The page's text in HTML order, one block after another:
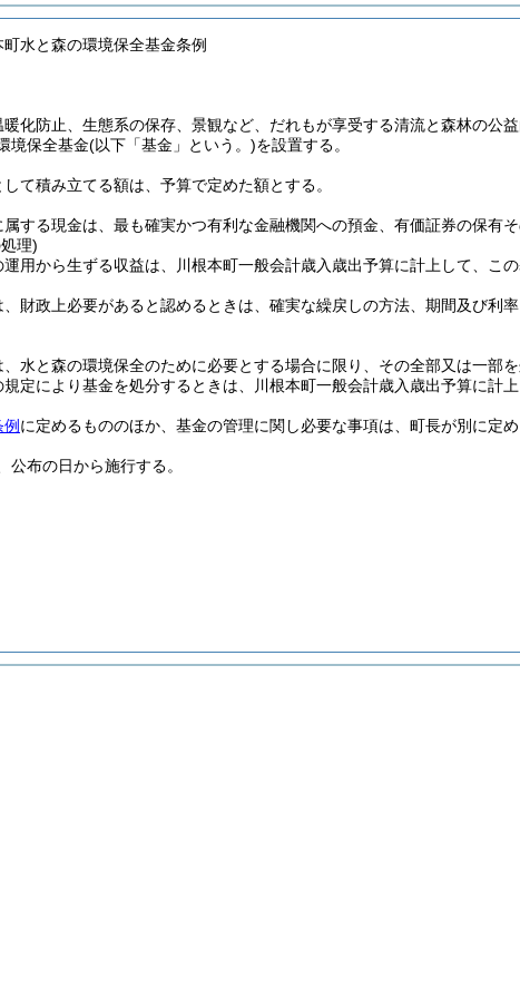
町水と森の環境保全基金条例
暖化防止、生態系の保存、景観など、だれもが享受する清流と森林の公
境保全基金(以下「基金」という。)を設置する。
て積み立てる額は、予算で定めた額とする。
属する現金は、最も確実かつ有利な金融機関への預金、有価証券の保有
理)
運用から生ずる収益は、川根本町一般会計歳入歳出予算に計上して、この
、財政上必要があると認めるときは、確実な繰戻しの方法、期間及び利
、水と森の環境保全のために必要とする場合に限り、その全部又は一部を
規定により基金を処分するときは、川根本町一般会計歳入歳出予算に計上
に定めるもののほか、基金の管理に関し必要な事項は、町長が別に定め
公布の日から施行する。